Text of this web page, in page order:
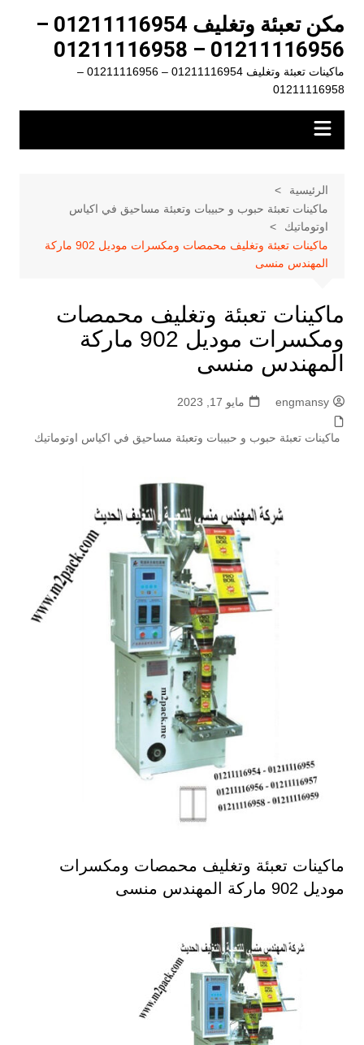
المحتوى
مكن تعبئة وتغليف 01211116954 –
01211116956 – 01211116958
ماكينات تعبئة وتغليف 01211116954 – 01211116956 –
01211116958
الرئيسية
ماكينات تعبئة حبوب و حبيبات وتعبئة مساحيق في اكياس
اوتوماتيك
ماكينات تعبئة وتغليف محمصات ومكسرات موديل 902 ماركة
المهندس منسى
ماكينات تعبئة وتغليف محمصات
ومكسرات موديل 902 ماركة
المهندس منسى
engmansy مايو 17, 2023
ماكينات تعبئة حبوب و حبيبات وتعبئة مساحيق في اكياس اوتوماتيك
ماكينات تعبئة وتغليف محمصات ومكسرات
موديل 902 ماركة المهندس منسى